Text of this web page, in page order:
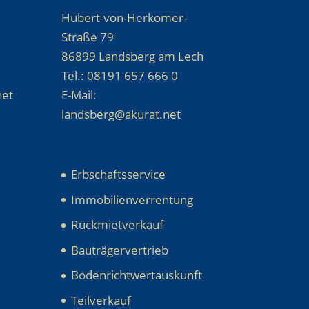
Hubert-von-Herkomer-
Straße 79
86899 Landsberg am Lech
Tel.: 08191 657 666 0
E-Mail:
landsberg@akurat.net
Erbschaftsservice
Immobilienverrentung
Rückmietverkauf
Bauträgervertrieb
Bodenrichtwertauskunft
Teilverkauf